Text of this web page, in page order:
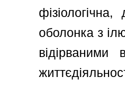
оболонка з
відірваними